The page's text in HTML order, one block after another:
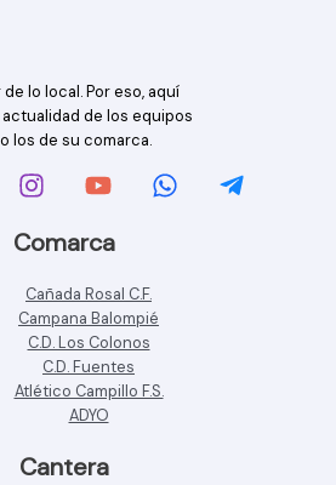
lo local. Por eso, aquí
de los equipos
los de su comarca.
Comarca
Cañada Rosal C.F.
Campana Balompié
C.D. Los Colonos
C.D. Fuentes
Atlético Campillo F.S.
ADYO
Cantera